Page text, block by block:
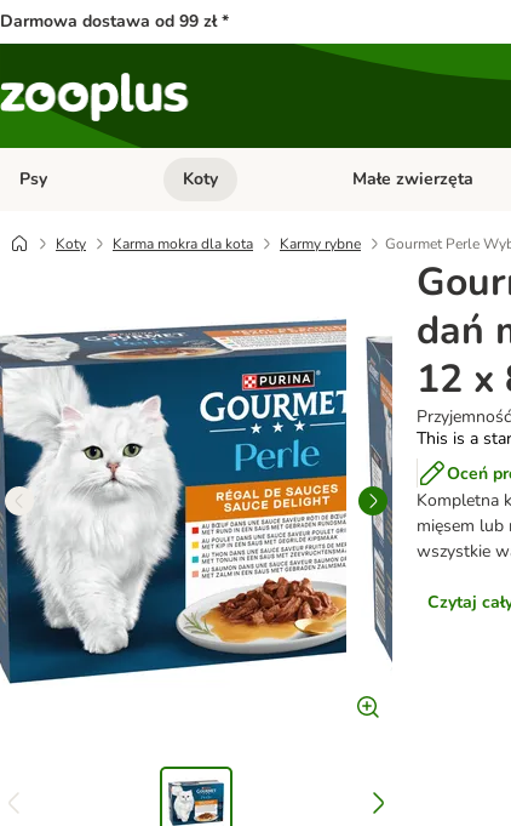
Darmowa dostawa od 99 zł *
Psy Otwórz menu kategorii: Psy
Koty Otwórz menu kategorii:
Małe zwierzęta
Koty Karma mokra dla kota Karmy rybne Gourmet Perle
dań
12 x
This is a
Oceń
Kompletna
mięsem lub
wszystkie
Czytaj